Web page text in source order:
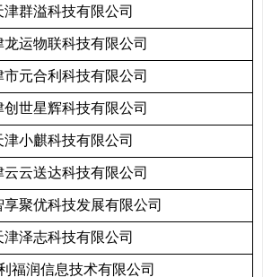
津群溢科技有限公司
龙运物联科技有限公司
市元合利科技有限公司
创世星辉科技有限公司
津小麒科技有限公司
云云送达科技有限公司
享聚优科技发展有限公司
津泽志科技有限公司
福润信息技术有限公司